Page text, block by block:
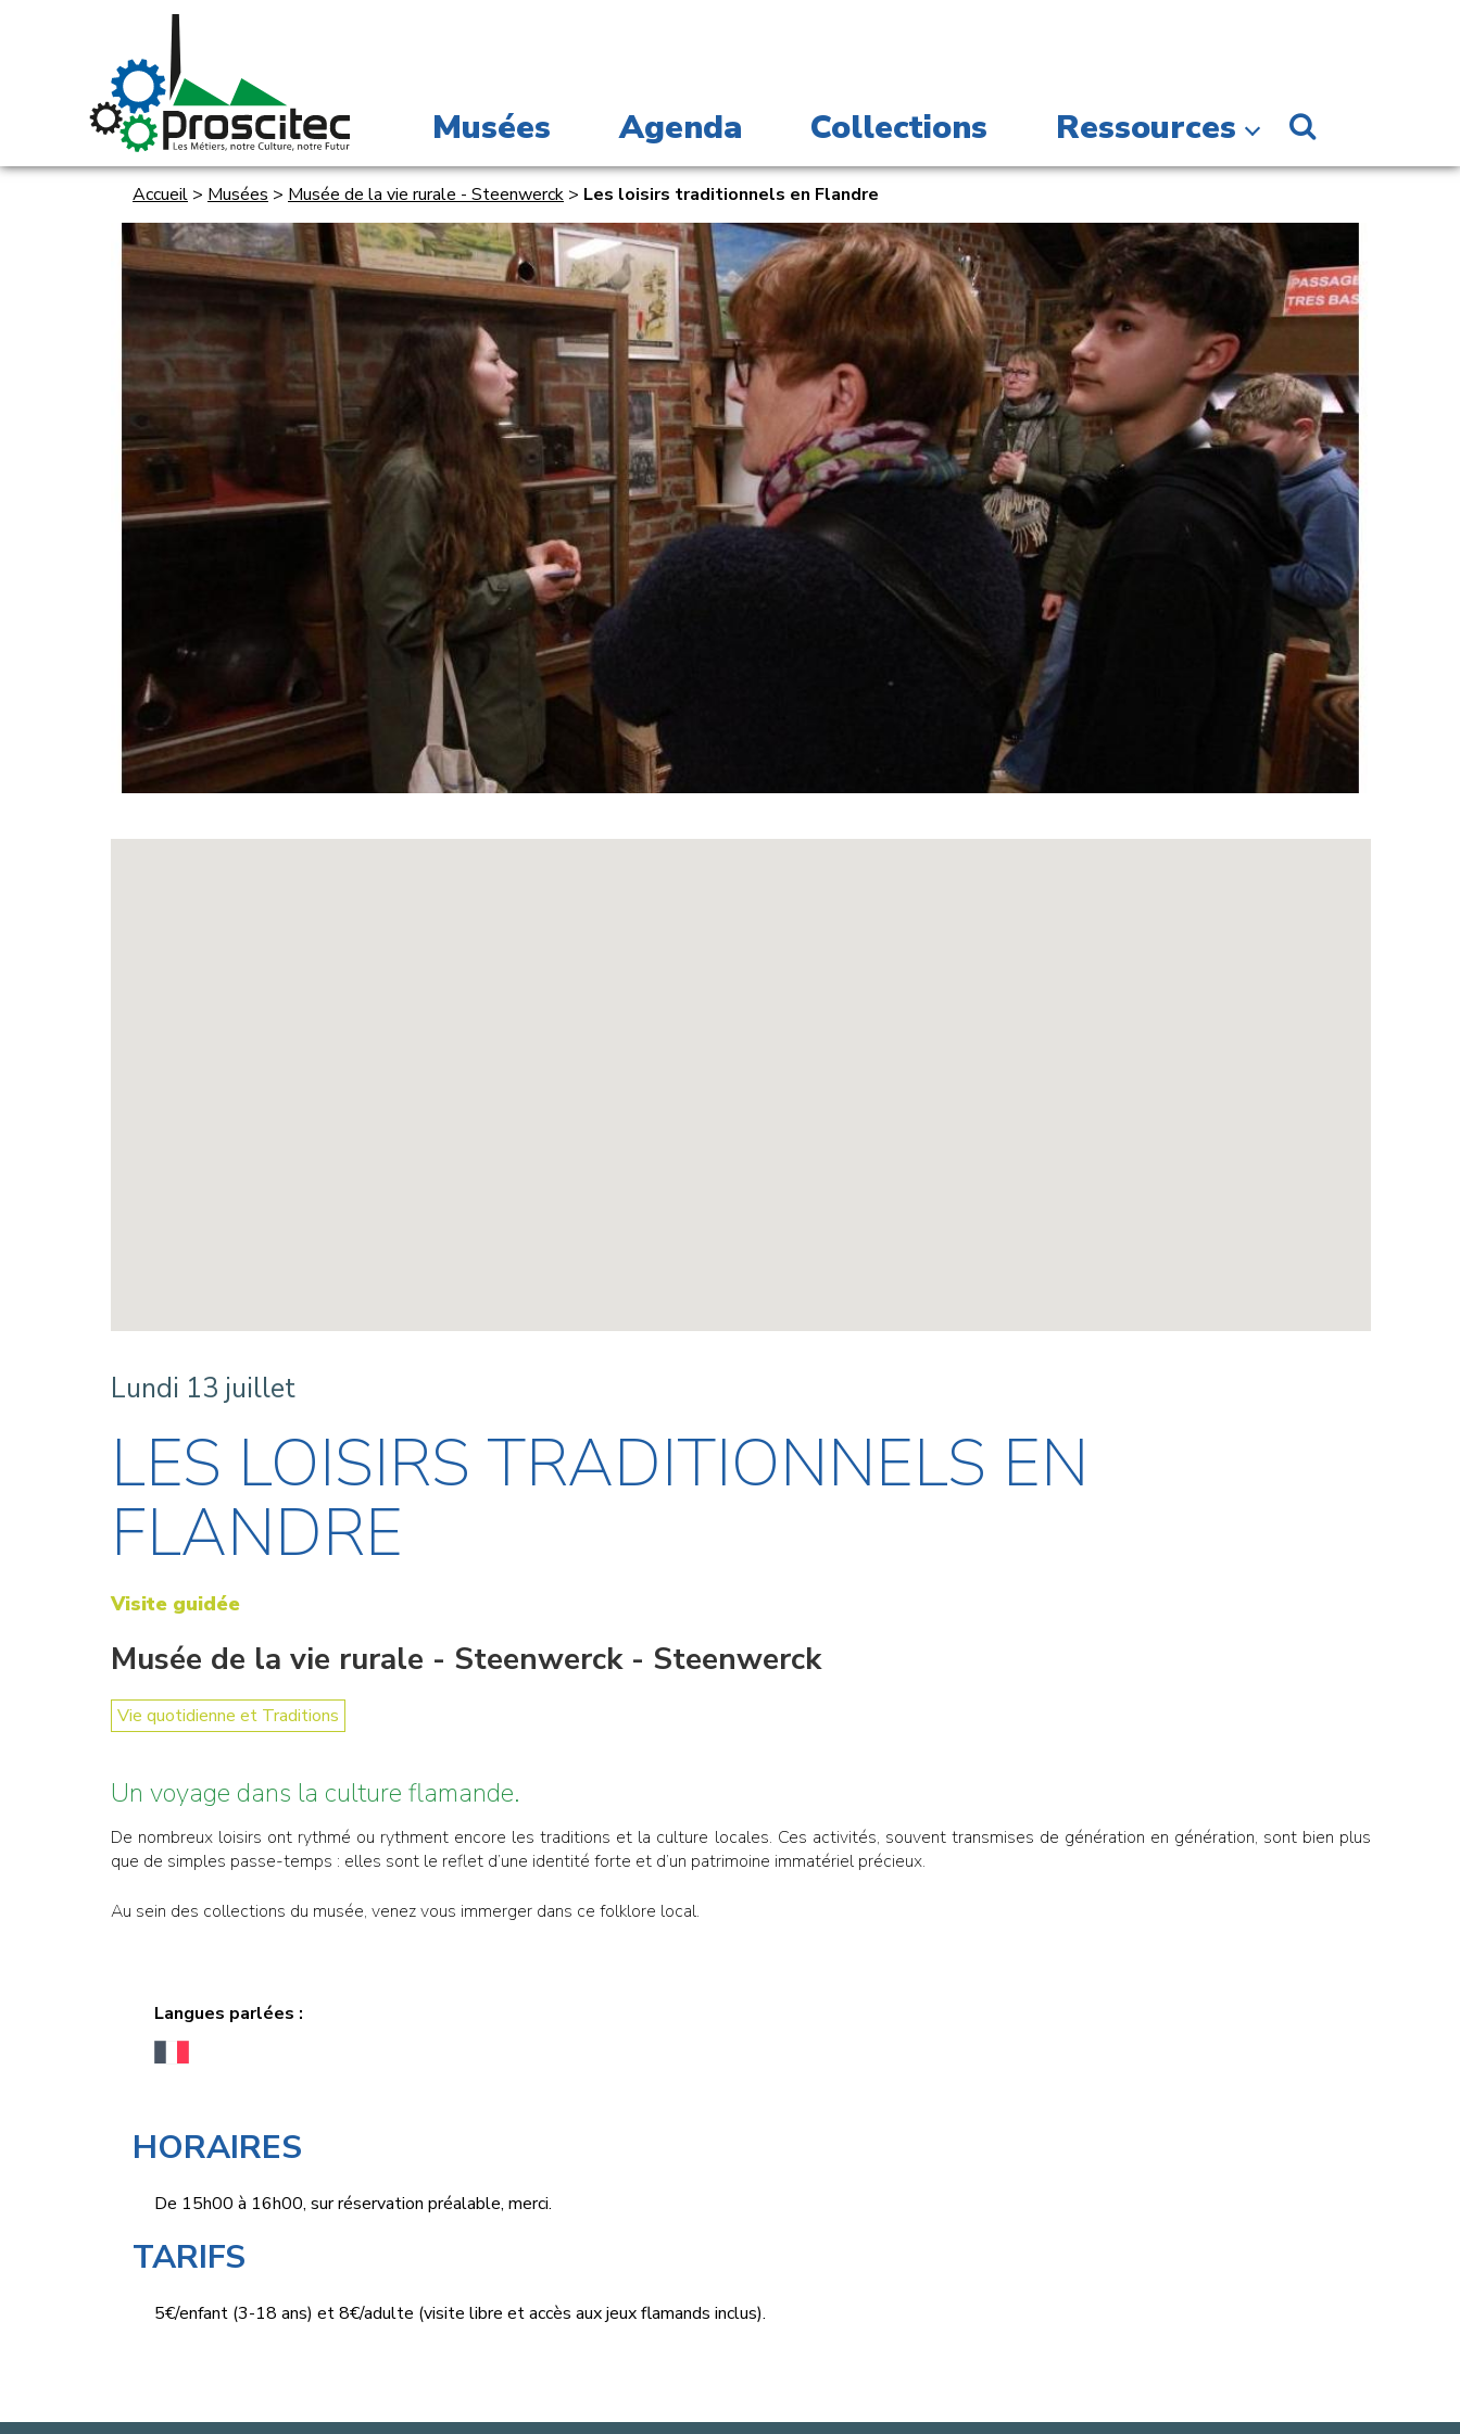
Musées Agenda Collections Ressources
Accueil > Musées > Musée de la vie rurale - Steenwerck > Les loisirs traditionnels en Flandre
Lundi 13 juillet
LES LOISIRS TRADITIONNELS EN
FLANDRE
Visite guidée
Musée de la vie rurale - Steenwerck - Steenwerck
Vie quotidienne et Traditions
Un voyage dans la culture flamande.
De nombreux loisirs ont rythmé ou rythment encore les traditions et la culture locales. Ces activités, souvent transmises de génération en génération, sont bien plus
que de simples passe-temps : elles sont le reflet d’une identité forte et d’un patrimoine immatériel précieux.
Au sein des collections du musée, venez vous immerger dans ce folklore local.
Langues parlées :
HORAIRES
De 15h00 à 16h00, sur réservation préalable, merci.
TARIFS
5€/enfant (3-18 ans) et 8€/adulte (visite libre et accès aux jeux flamands inclus).